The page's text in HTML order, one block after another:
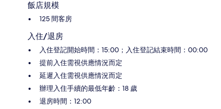
飯店規模
125 間客房
入住/退房
入住登記開始時間：15:00；入住登記結束時間：00:00
提前入住需視供應情況而定
延遲入住需視供應情況而定
辦理入住手續的最低年齡：18 歲
退房時間：12:00